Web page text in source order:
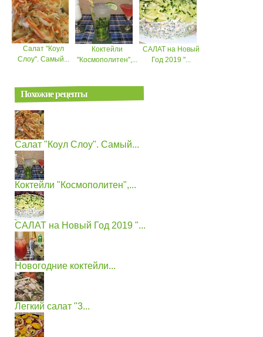
Салат "Коул
Слоу". Самый...
Коктейли
"Космополитен",...
САЛАТ на Новый
Год 2019 "...
Похожие рецепты
Салат "Коул Слоу". Самый...
Коктейли "Космополитен",...
САЛАТ на Новый Год 2019 "...
Новогодние коктейли...
Легкий салат "3...